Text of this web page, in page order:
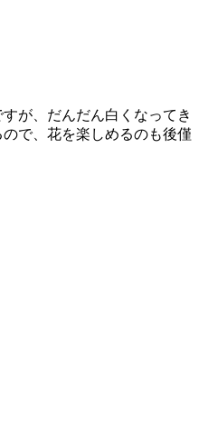
が、だんだん白くなってき
で、花を楽しめるのも後僅